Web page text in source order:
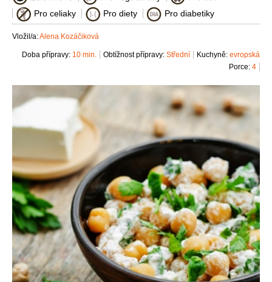
Pro celiaky
Pro diety Pro diabetiky
Vložil/a:Alena Kozáčiková
Kuchyně: evropská
Obtížnost přípravy: Střední
Doba přípravy: 10 min.
Porce: 4